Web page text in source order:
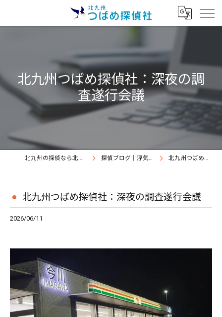
北九州つばめ探偵社：深夜の調
査遂行会議
北九州の探偵なら北九州つばめ探偵社｜証拠満載提出継続中 探偵ブログ｜浮気調査北九州、北九州つばめ探偵社 北九州つばめ探偵社：深夜の調査遂行会議
北九州つばめ探偵社：深夜の調査遂行会議
2026/06/11